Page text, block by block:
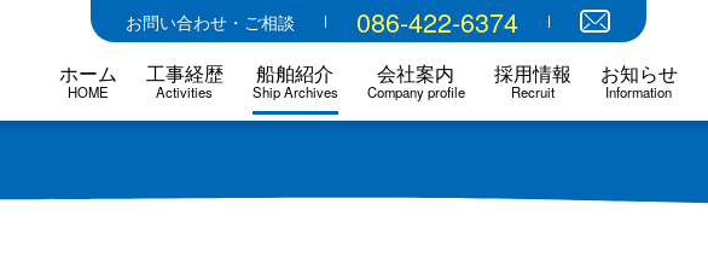
お問い合わせ・ご相談 086-422-6374
ホーム
HOME
工事経歴
Activities
船舶紹介
Ship Archives
会社案内
Company profile
採用情報
Recruit
お知らせ
Information